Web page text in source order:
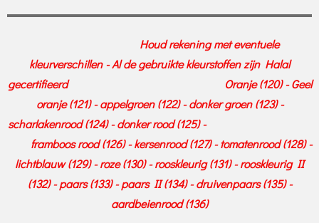
Houd rekening met eventuele
kleurverschillen - Al de gebruikte kleurstoffen zijn Halal
gecertifieerd Oranje (120) - Geel
oranje (121) - appelgroen (122) - donker groen (123) -
scharlakenrood (124) - donker rood (125) -
framboos rood (126) - kersenrood (127) - tomatenrood (128) -
lichtblauw (129) - roze (130) - rooskleurig (131) - rooskleurig II
(132) - paars (133) - paars II (134) - druivenpaars (135) -
aardbeienrood (136)